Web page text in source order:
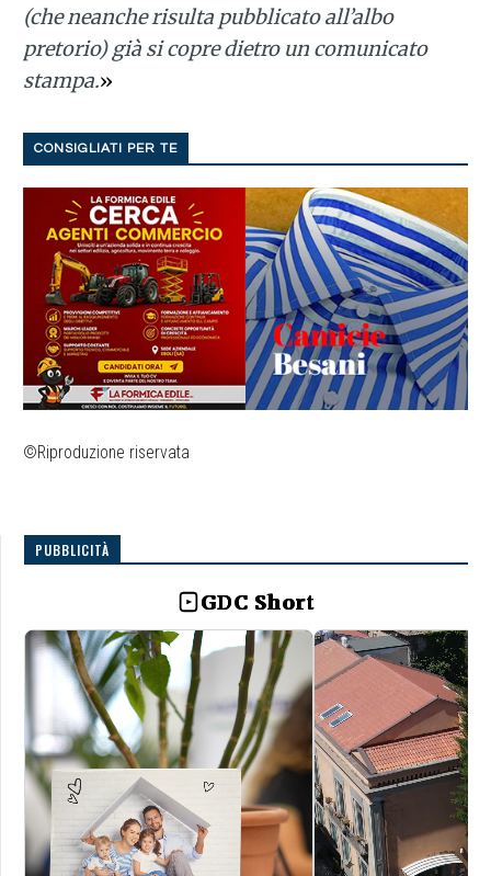
(che neanche risulta pubblicato all’albo
pretorio) già si copre dietro un comunicato
stampa.»
CONSIGLIATI PER TE
©Riproduzione riservata
PUBBLICITÀ
GDC Short